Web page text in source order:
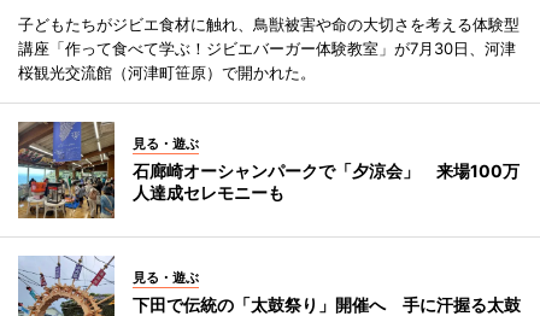
子どもたちがジビエ食材に触れ、鳥獣被害や命の大切さを考える体験型
講座「作って食べて学ぶ！ジビエバーガー体験教室」が7月30日、河津
桜観光交流館（河津町笹原）で開かれた。
見る・遊ぶ
石廊崎オーシャンパークで「夕涼会」 来場100万
人達成セレモニーも
見る・遊ぶ
下田で伝統の「太鼓祭り」開催へ 手に汗握る太鼓